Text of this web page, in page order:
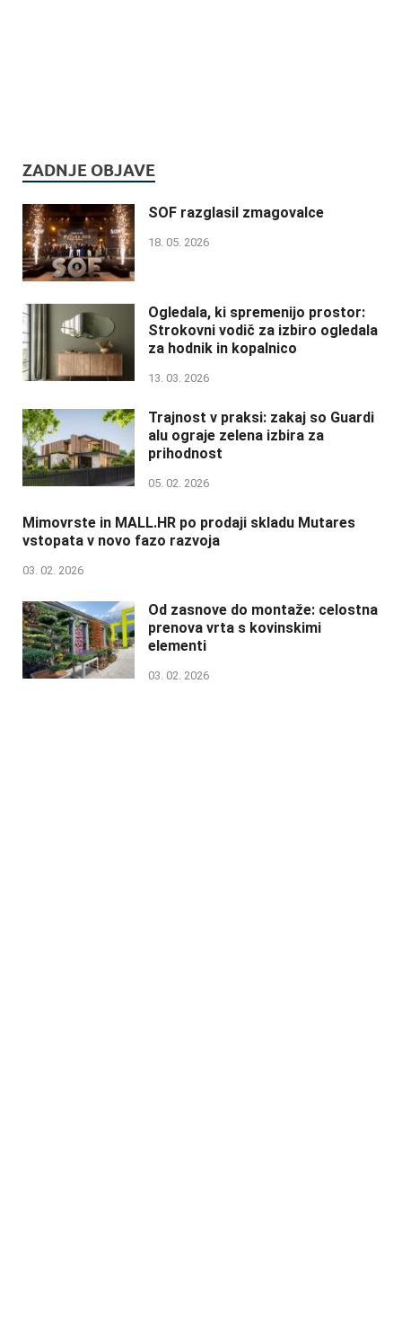
ZADNJE OBJAVE
SOF razglasil zmagovalce
18. 05. 2026
Ogledala, ki spremenijo prostor:
Strokovni vodič za izbiro ogledala
za hodnik in kopalnico
13. 03. 2026
Trajnost v praksi: zakaj so Guardi
alu ograje zelena izbira za
prihodnost
05. 02. 2026
Mimovrste in MALL.HR po prodaji skladu Mutares
vstopata v novo fazo razvoja
03. 02. 2026
Od zasnove do montaže: celostna
prenova vrta s kovinskimi
elementi
03. 02. 2026